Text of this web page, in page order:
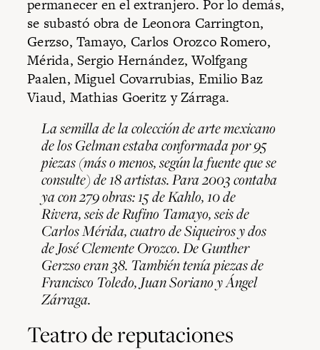
permanecer en el extranjero. Por lo demás,
se subastó obra de Leonora Carrington,
Gerzso, Tamayo, Carlos Orozco Romero,
Mérida, Sergio Hernández, Wolfgang
Paalen, Miguel Covarrubias, Emilio Baz
Viaud, Mathias Goeritz y Zárraga.
La semilla de la colección de arte mexicano
de los Gelman estaba conformada por 95
piezas (más o menos, según la fuente que se
consulte) de 18 artistas. Para 2003 contaba
ya con 279 obras: 15 de Kahlo, 10 de
Rivera, seis de Rufino Tamayo, seis de
Carlos Mérida, cuatro de Siqueiros y dos
de José Clemente Orozco. De Gunther
Gerzso eran 38. También tenía piezas de
Francisco Toledo, Juan Soriano y Ángel
Zárraga.
Teatro de reputaciones